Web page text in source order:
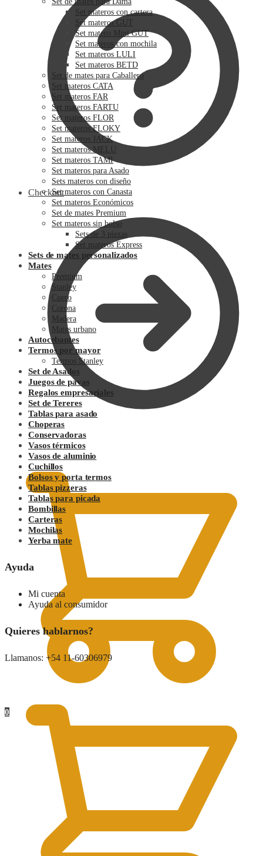
Checkout
0.00
0
Set materos con cartera
Set materos GUT
Set matero Mini GUT
Set materos con mochila
Set materos LULI
Set materos BETD
Set de mates para Caballero
Set materos CATA
Set materos FAR
Set materos FARTU
Set materos FLOR
Set materos FLOKY
Set materos JACK
Set materos MELU
Set materos TAMI
Set materos para Asado
Sets materos con diseño
Set materos con Canasta
Set materos Económicos
Set de mates Premium
Set materos sin bolso
Sets de 3 piezas
Set materos Express
Sets de mates personalizados
Mates
Premium
Stanley
Cuero
Corona
Madera
Mates urbano
Autocebantes
Termos por mayor
Termos Stanley
Set de Asados
Juegos de pavas
Regalos empresariales
Set de Tereres
Tablas para asado
Choperas
Conservadoras
Vasos térmicos
Vasos de aluminio
Cuchillos
Bolsos y porta termos
Tablas pizzeras
Tablas para picada
Bombillas
Carteras
Mochilas
Yerba mate
Ayuda
Mi cuenta
Ayuda al consumidor
Quieres hablarnos?
Llamanos: +54 11-60306979